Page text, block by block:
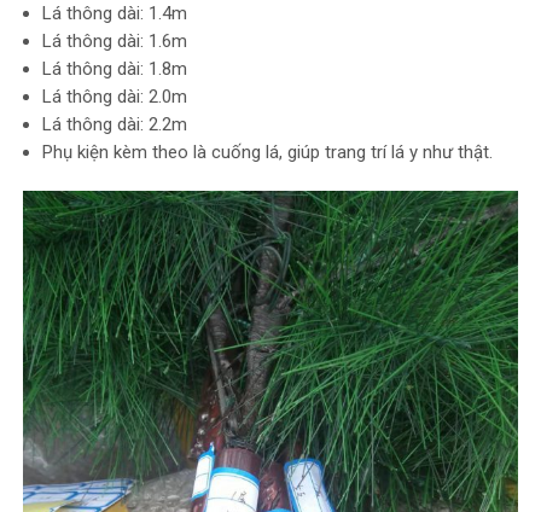
Lá thông dài: 1.4m
Lá thông dài: 1.6m
Lá thông dài: 1.8m
Lá thông dài: 2.0m
Lá thông dài: 2.2m
Phụ kiện kèm theo là cuống lá, giúp trang trí lá y như thật.